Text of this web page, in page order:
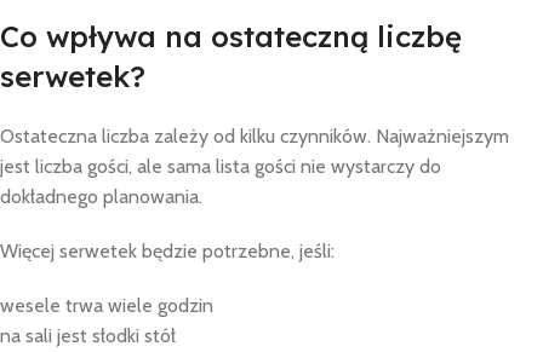
Co wpływa na ostateczną liczbę
serwetek?
Ostateczna liczba zależy od kilku czynników. Najważniejszym
jest liczba gości, ale sama lista gości nie wystarczy do
dokładnego planowania.
Więcej serwetek będzie potrzebne, jeśli:
wesele trwa wiele godzin
na sali jest słodki stół